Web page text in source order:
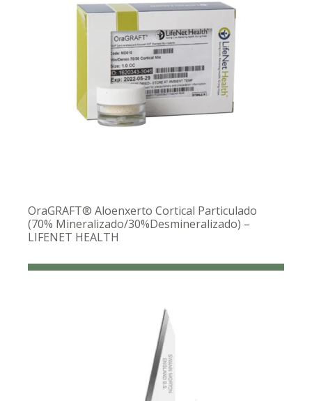
OraGRAFT® Aloenxerto Cortical Particulado
(70% Mineralizado/30%Desmineralizado) –
LIFENET HEALTH